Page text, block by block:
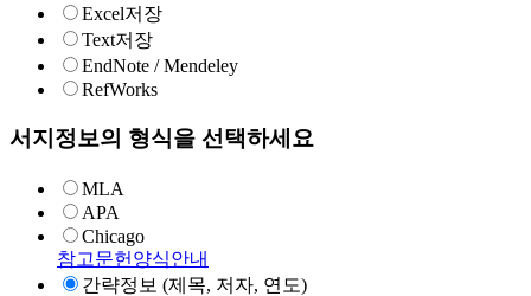
Excel저장
Text저장
EndNote / Mendeley
RefWorks
서지정보의 형식을 선택하세요
MLA
APA
Chicago
참고문헌양식안내
간략정보 (제목, 저자, 연도)